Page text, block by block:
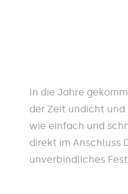
In die Jahre
der Zeit undicht und
wie einfach und
direkt im Anschluss
unverbindliches